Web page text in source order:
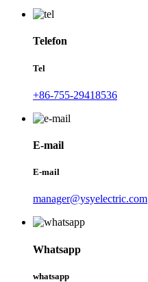
Telefon
Tel
+86-755-29418536
E-mail
E-mail
manager@ysyelectric.com
Whatsapp
whatsapp